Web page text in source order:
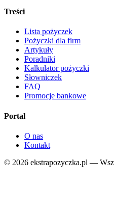
Treści
Lista pożyczek
Pożyczki dla firm
Artykuły
Poradniki
Kalkulator pożyczki
Słowniczek
FAQ
Promocje bankowe
Portal
O nas
Kontakt
© 2026 ekstrapozyczka.pl —